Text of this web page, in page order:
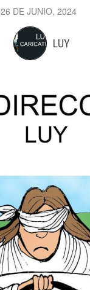
26 DE JUNIO, 2024
LUY